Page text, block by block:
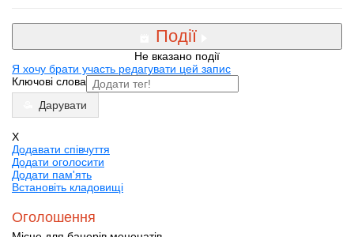
Події
Не вказано події
Я хочу брати участь редагувати цей запис
Ключові слова
Дарувати
X
Додавати співчуття
Додати оголосити
Додати пам'ять
Встановіть кладовищі
Оголошення